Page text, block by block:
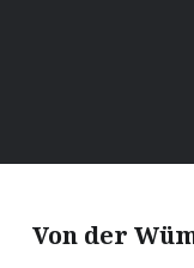
Von der